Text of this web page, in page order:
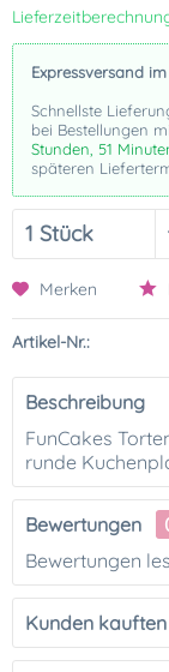
Expressversand
Schnellste
bei Bestellungen
Stunden, 51
späteren
Merken
Artikel-Nr.:
Beschreibung
FunCakes
runde
Bewertungen
Bewertungen
Kunden